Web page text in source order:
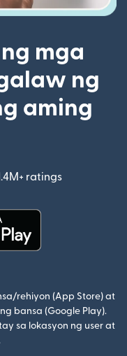
mga
ng
aming
ratings
(bubukas
rehiyon (App Store) at
bansa (Google Play).
sa lokasyon ng user at